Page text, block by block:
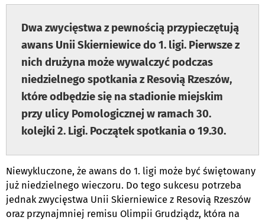
Dwa zwycięstwa z pewnością przypieczętują
awans Unii Skierniewice do 1. ligi. Pierwsze z
nich drużyna może wywalczyć podczas
niedzielnego spotkania z Resovią Rzeszów,
które odbędzie się na stadionie miejskim
przy ulicy Pomologicznej w ramach 30.
kolejki 2. Ligi. Początek spotkania o 19.30.
Niewykluczone, że awans do 1. ligi może być świętowany
już niedzielnego wieczoru. Do tego sukcesu potrzeba
jednak zwycięstwa Unii Skierniewice z Resovią Rzeszów
oraz przynajmniej remisu Olimpii Grudziądz, która na